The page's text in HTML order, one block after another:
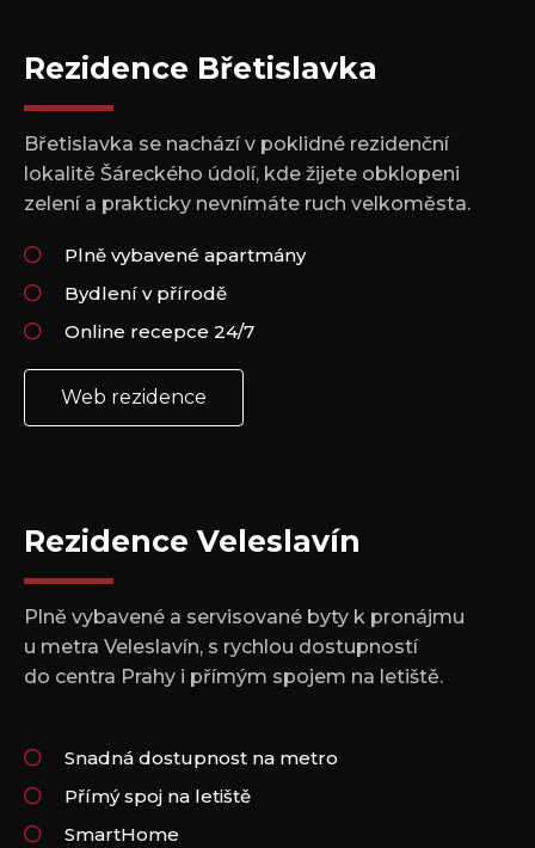
Rezidence Břetislavka
Břetislavka se nachází v poklidné rezidenční
lokalitě Šáreckého údolí, kde žijete obklopeni
zelení a prakticky nevnímáte ruch velkoměsta.
Plně vybavené apartmány
Bydlení v přírodě
Online recepce 24/7
Web rezidence
Rezidence Veleslavín
Plně vybavené a servisované byty k pronájmu
u metra Veleslavín, s rychlou dostupností
do centra Prahy i přímým spojem na letiště.
Snadná dostupnost na metro
Přímý spoj na letiště
SmartHome